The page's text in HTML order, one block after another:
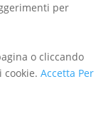
per
o cliccando
cookie. Accetta Per